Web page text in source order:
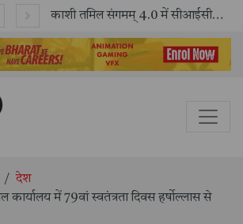
काशी तमिल संगमम् 4.0 में सीआईसीटी का स्टॉल बना तमिल भाषा और संस्कृति का केंद्र, ‘तमिल करकलाम’ से सीखना हुआ सरल
देश
कार्यालय में 79वां स्वतंत्रता दिवस हर्षोल्लास से